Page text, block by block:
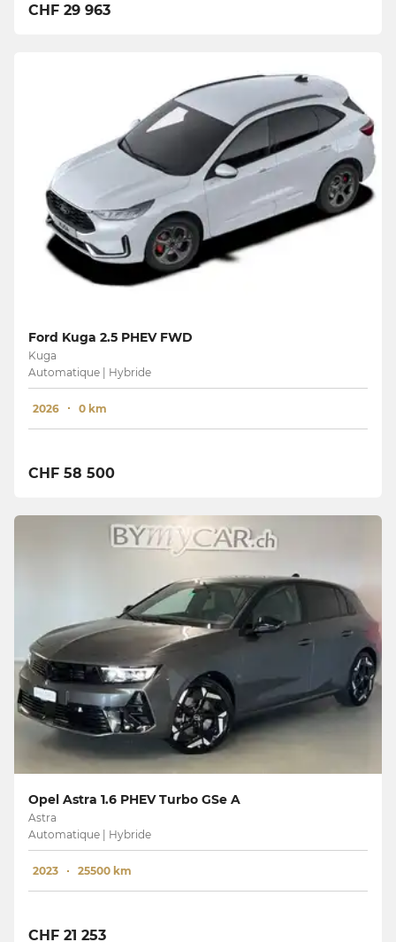
CHF 29 963
Ford Kuga 2.5 PHEV FWD
Kuga
Automatique | Hybride
2026 0 km
CHF 58 500
Opel Astra 1.6 PHEV Turbo GSe A
Astra
Automatique | Hybride
2023 25500 km
CHF 21 253